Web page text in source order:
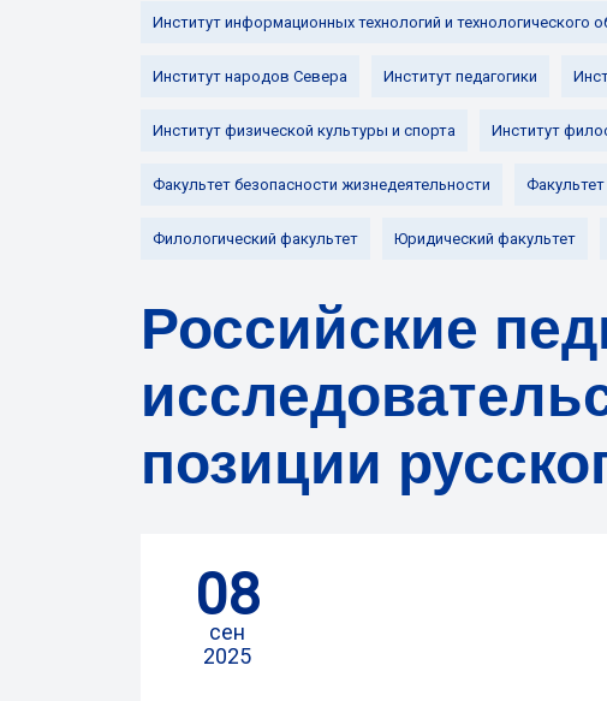
Институт информационных технологий и технологического
Институт народов Севера Институт педагогики
Институт физической культуры и спорта Институт
Факультет безопасности жизнедеятельности
Филологический факультет Юридический факультет
Российские
позиции
08
сен
2025